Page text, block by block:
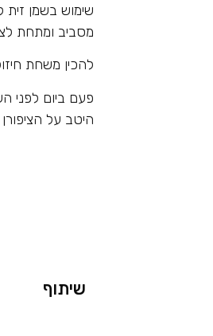
שימוש בשמן זית
מסביב ומתחת
להכין משחת
היטב על
שיתוף